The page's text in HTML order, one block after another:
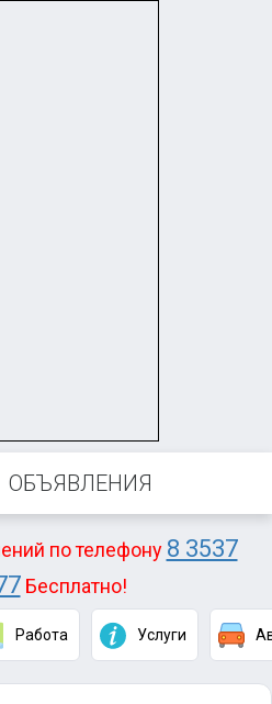
ОБЪЯВЛЕНИЯ
по телефону 8 3537
Бесплатно!
Работа Услуги